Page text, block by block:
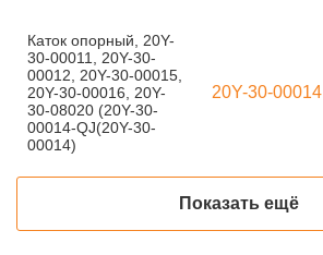
Каток опорный, 20Y-
30-00011, 20Y-30-
00012, 20Y-30-00015,
20Y-30-00016, 20Y-
30-08020 (20Y-30-
00014-QJ(20Y-30-
00014)
20Y-30-00014
Показать ещё